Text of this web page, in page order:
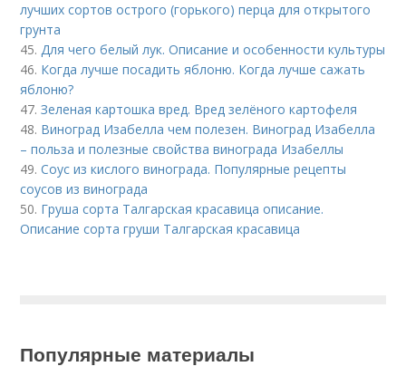
лучших сортов острого (горького) перца для открытого
грунта
45.Для чего белый лук. Описание и особенности культуры
46. Когда лучше посадить яблоню. Когда лучше сажать
яблоню?
47.Зеленая картошка вред. Вред зелёного картофеля
48. Виноград Изабелла чем полезен. Виноград Изабелла
– польза и полезные свойства винограда Изабеллы
49.Соус из кислого винограда. Популярные рецепты
соусов из винограда
50. Груша сорта Талгарская красавица описание.
Описание сорта груши Талгарская красавица
Популярные материалы